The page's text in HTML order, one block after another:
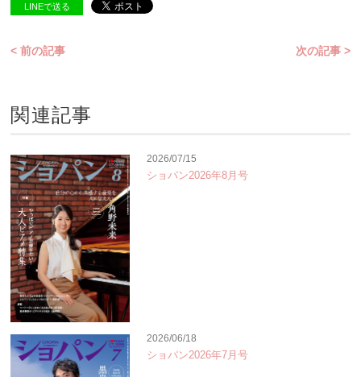
LINEで送る
< 前の記事 次の記事 >
関連記事
2026/07/15
ショパン2026年8月号
2026/06/18
ショパン2026年7月号